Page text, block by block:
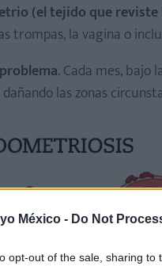
México - Do Not
opt-out of the sale, sharing
(el tejido que
trompas, la vagina o
. Cada mes, bajo
las zonas